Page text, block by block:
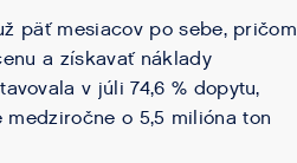
päť mesiacov po sebe, pričom
a získavať náklady
v júli 74,6 % dopytu,
o 5,5 milióna ton